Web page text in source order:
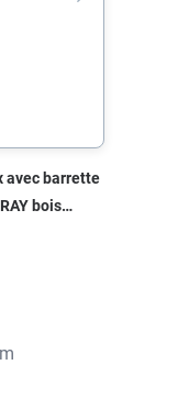
avec barrette
bois